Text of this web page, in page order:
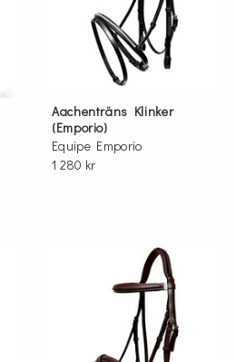
Aachenträns Klinker
(Emporio)
Equipe Emporio
1 280 kr